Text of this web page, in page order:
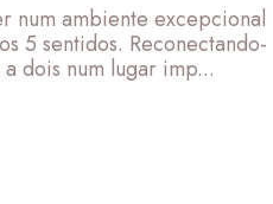
num ambiente excepcional
5 sentidos. Reconectando-
dois num lugar imp...